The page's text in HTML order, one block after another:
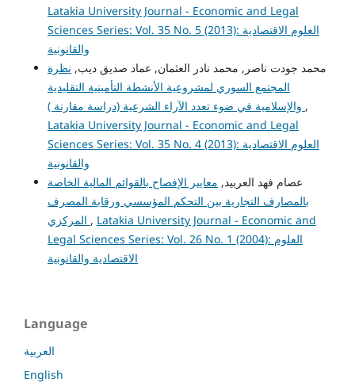
Latakia University Journal - Economic and Legal
Sciences Series: Vol. 35 No. 5 (2013): العلوم الاقتصادية
والقانونية
محمد جودت ناصر, محمد نادر العثمان, عماد صديق ديب, نظرة
المجتمع السوري لمشروعية الأنشطة التأمينية التقليدية
,
Latakia University Journal - Economic and Legal
Sciences Series: Vol. 35 No. 4 (2013): العلوم الاقتصادية
والقانونية
عصام فهد العربيد, معايير الإفصاح بالقوائم المالية الخاصة
بالمصارف التجارية بين التحكم المؤسسي ورقابة المصرف
, Latakia University Journal - Economic and
Legal Sciences Series: Vol. 26 No. 1 (2004): العلوم
الاقتصادية والقانونية
Language
العربية
English